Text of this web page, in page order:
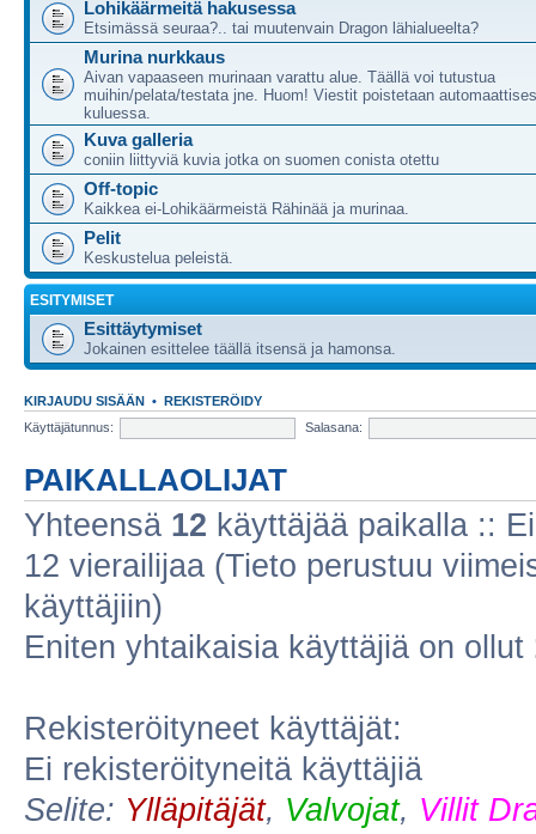
Lohikäärmeitä hakusessa
Etsimässä seuraa?.. tai muutenvain Dragon lähialueelta?
Murina nurkkaus
Aivan vapaaseen murinaan varattu alue. Täällä voi tutustua
muihin/pelata/testata jne. Huom! Viestit poistetaan
kuluessa.
Kuva galleria
coniin liittyviä kuvia jotka on suomen conista otettu
Off-topic
Kaikkea ei-Lohikäärmeistä Rähinää ja murinaa.
Pelit
Keskustelua peleistä.
ESITYMISET
Esittäytymiset
Jokainen esittelee täällä itsensä ja hamonsa.
KIRJAUDU SISÄÄN • REKISTERÖIDY
Käyttäjätunnus:
Salasana:
PAIKALLAOLIJAT
Yhteensä 12 käyttäjää paikalla ::
12 vierailijaa (Tieto perustuu
käyttäjiin)
Eniten yhtaikaisia käyttäjiä on ollut
Rekisteröityneet käyttäjät:
Ei rekisteröityneitä käyttäjiä
Selite: Ylläpitäjät, Valvojat, Villit